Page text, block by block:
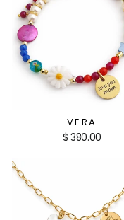
VERA
$ 380.00